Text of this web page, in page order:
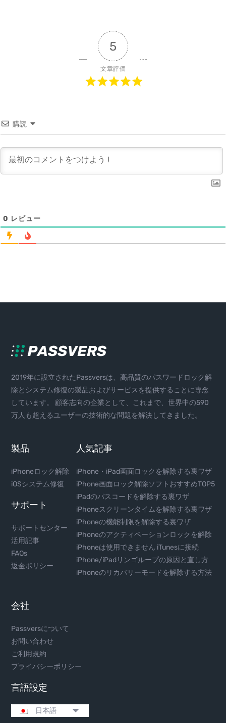
5
文章評価
購読
0 レビュー
2019年に設立されたPassversは、高品質のパスワードロック解
除とシステム修復の製品およびサービスを提供することに専念
しています。 顧客志向の企業として、これまで、世界中の590
万人も超えるユーザーの技術的な問題を解決してきました。
製品
iPhoneロック解除
iOSシステム修復
サポート
サポートセンター
活用記事
FAQs
返金ポリシー
人気記事
iPhone・iPad画面ロックを解除する裏ワザ
iPhone画面ロック解除ソフトおすすめTOP5
iPadのパスコードを解除する裏ワザ
iPhoneスクリーンタイムを解除する裏ワザ
iPhoneの機能制限を解除する裏ワザ
iPhoneのアクティベーションロックを解除
iPhoneは使用できません iTunesに接続
iPhone/iPadリンゴループの原因と直し方
iPhoneのリカバリーモードを解除する方法
会社
Passversについて
お問い合わせ
ご利用規約
プライバシーポリシー
言語設定
日本語